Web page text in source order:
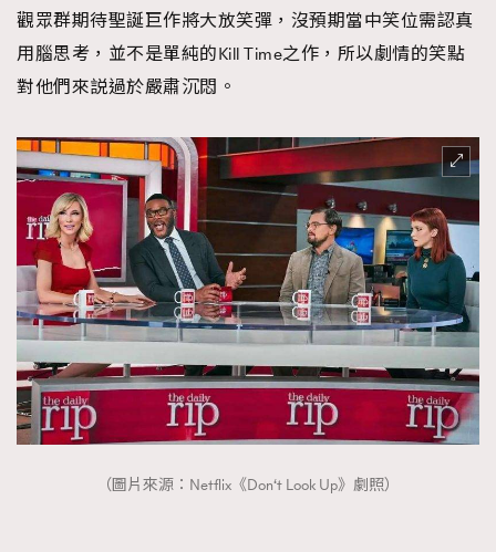
觀眾群期待聖誕巨作將大放笑彈，沒預期當中笑位需認真
用腦思考，並不是單純的Kill Time之作，所以劇情的笑點
對他們來説過於嚴肅沉悶。
（圖片來源：Netflix《Don‘t Look Up》劇照）